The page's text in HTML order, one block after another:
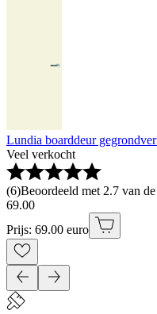
Lundia boarddeur
Veel verkocht
(6)Beoordeeld met 2.7 van
69.00
Prijs: 69.00 euro